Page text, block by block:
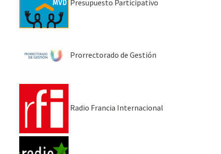
Presupuesto Participativo
Prorrectorado de Gestión
Radio Francia Internacional